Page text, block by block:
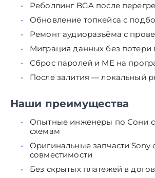
Реболлинг BGA после
Обновление топкейса с
Ремонт аудиоразъёма с
Миграция данных без потери
Сброс паролей и ME на
После залития — локальный
Наши преимущества
Опытные инженеры по Сони с
схемам
Оригинальные запчасти Sony
совместимости
Без скрытых платежей в